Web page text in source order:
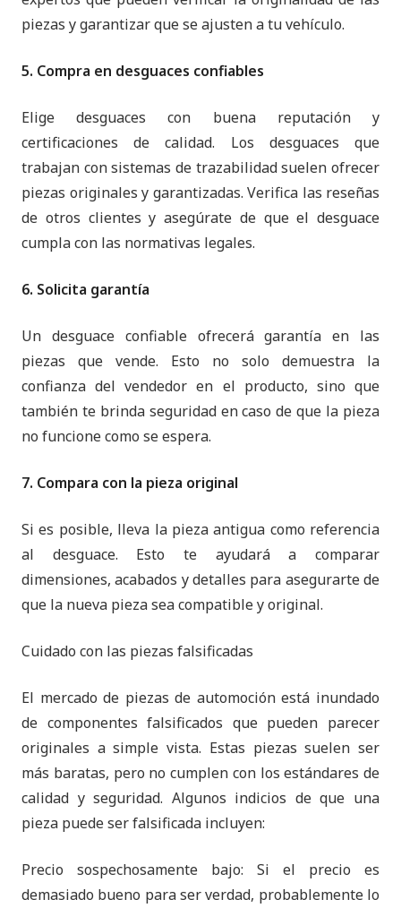
piezas y garantizar que se ajusten a tu vehículo.
5. Compra en desguaces confiables
Elige desguaces con buena reputación y
certificaciones de calidad. Los desguaces que
trabajan con sistemas de trazabilidad suelen ofrecer
piezas originales y garantizadas. Verifica las reseñas
de otros clientes y asegúrate de que el desguace
cumpla con las normativas legales.
6. Solicita garantía
Un desguace confiable ofrecerá garantía en las
piezas que vende. Esto no solo demuestra la
confianza del vendedor en el producto, sino que
también te brinda seguridad en caso de que la pieza
no funcione como se espera.
7. Compara con la pieza original
Si es posible, lleva la pieza antigua como referencia
al desguace. Esto te ayudará a comparar
dimensiones, acabados y detalles para asegurarte de
que la nueva pieza sea compatible y original.
Cuidado con las piezas falsificadas
El mercado de piezas de automoción está inundado
de componentes falsificados que pueden parecer
originales a simple vista. Estas piezas suelen ser
más baratas, pero no cumplen con los estándares de
calidad y seguridad. Algunos indicios de que una
pieza puede ser falsificada incluyen:
Precio sospechosamente bajo: Si el precio es
demasiado bueno para ser verdad, probablemente lo